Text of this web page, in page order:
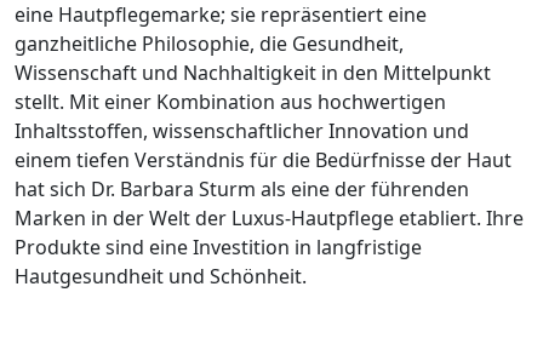
eine Hautpflegemarke; sie repräsentiert eine
ganzheitliche Philosophie, die Gesundheit,
Wissenschaft und Nachhaltigkeit in den Mittelpunkt
stellt. Mit einer Kombination aus hochwertigen
Inhaltsstoffen, wissenschaftlicher Innovation und
einem tiefen Verständnis für die Bedürfnisse der Haut
hat sich Dr. Barbara Sturm als eine der führenden
Marken in der Welt der Luxus-Hautpflege etabliert. Ihre
Produkte sind eine Investition in langfristige
Hautgesundheit und Schönheit.